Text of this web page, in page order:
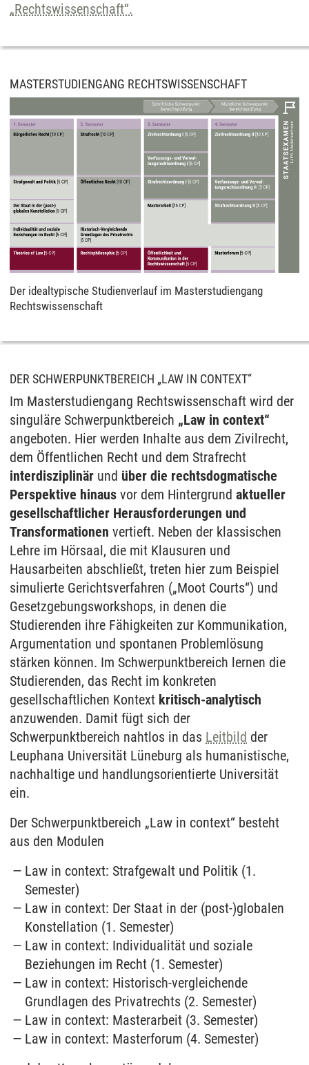
„Rechtswissenschaft“.
MASTERSTUDIENGANG RECHTSWISSENSCHAFT
Der idealtypische Studienverlauf im Masterstudiengang
Rechtswissenschaft
DER SCHWERPUNKTBEREICH „LAW IN CONTEXT“
Im Masterstudiengang Rechtswissenschaft wird der
singuläre Schwerpunktbereich „Law in context“
angeboten. Hier werden Inhalte aus dem Zivilrecht,
dem Öffentlichen Recht und dem Strafrecht
interdisziplinär und über die rechtsdogmatische
Perspektive hinaus vor dem Hintergrund aktueller
gesellschaftlicher Herausforderungen und
Transformationen vertieft. Neben der klassischen
Lehre im Hörsaal, die mit Klausuren und
Hausarbeiten abschließt, treten hier zum Beispiel
simulierte Gerichtsverfahren („Moot Courts“) und
Gesetzgebungsworkshops, in denen die
Studierenden ihre Fähigkeiten zur Kommunikation,
Argumentation und spontanen Problemlösung
stärken können. Im Schwerpunktbereich lernen die
Studierenden, das Recht im konkreten
gesellschaftlichen Kontext kritisch-analytisch
anzuwenden. Damit fügt sich der
Schwerpunktbereich nahtlos in das Leitbild der
Leuphana Universität Lüneburg als humanistische,
nachhaltige und handlungsorientierte Universität
ein.
Der Schwerpunktbereich „Law in context“ besteht
aus den Modulen
Law in context: Strafgewalt und Politik (1.
Semester)
Law in context: Der Staat in der (post-)globalen
Konstellation (1. Semester)
Law in context: Individualität und soziale
Beziehungen im Recht (1. Semester)
Law in context: Historisch-vergleichende
Grundlagen des Privatrechts (2. Semester)
Law in context: Masterarbeit (3. Semester)
Law in context: Masterforum (4. Semester)